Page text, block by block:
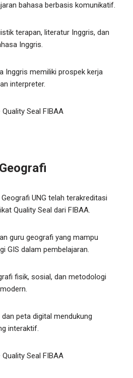
bahasa berbasis komunikatif.
terapan, literatur Inggris, dan
Inggris.
Inggris memiliki prospek kerja
interpreter.
Seal FIBAA
UNG telah terakreditasi
Quality Seal dari FIBAA.
guru geografi yang mampu
GIS dalam pembelajaran.
fisik, sosial, dan metodologi
peta digital mendukung
interaktif.
Seal FIBAA